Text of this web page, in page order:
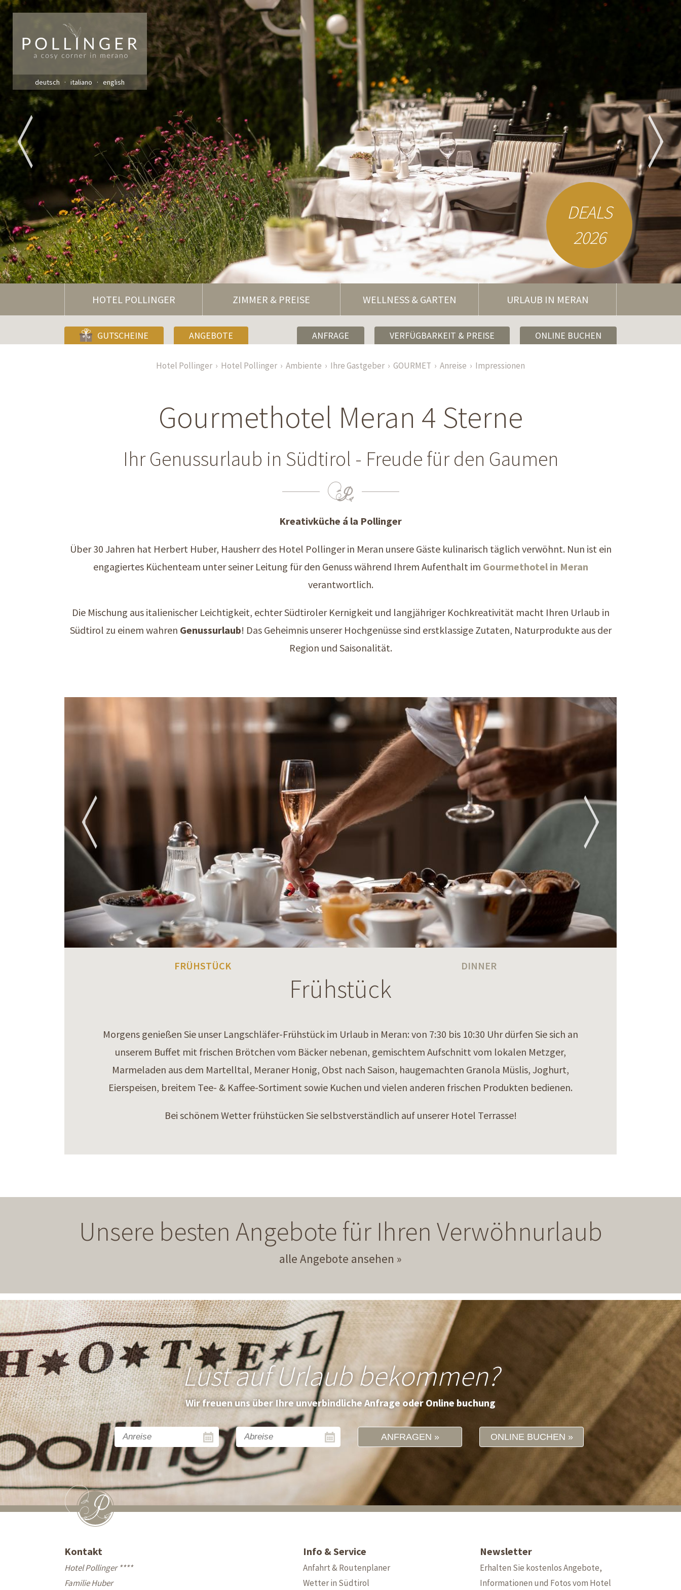
deutsch italiano english
DEALS
2026
HOTEL POLLINGER ZIMMER & PREISE WELLNESS & GARTEN URLAUB IN MERAN
GUTSCHEINE ANGEBOTE ONLINE BUCHEN
VERFÜGBARKEIT & PREISE
ANFRAGE
Hotel Pollinger Hotel Pollinger Ambiente Ihre Gastgeber GOURMET Anreise Impressionen
Gourmethotel Meran 4 Sterne
Ihr Genussurlaub in Südtirol - Freude für den Gaumen
Kreativküche á la Pollinger
Über 30 Jahren hat Herbert Huber, Hausherr des Hotel Pollinger in Meran unsere Gäste kulinarisch täglich verwöhnt. Nun ist ein
engagiertes Küchenteam unter seiner Leitung für den Genuss während Ihrem Aufenthalt im Gourmethotel in Meran
verantwortlich.
Die Mischung aus italienischer Leichtigkeit, echter Südtiroler Kernigkeit und langjähriger Kochkreativität macht Ihren Urlaub in
Südtirol zu einem wahren Genussurlaub! Das Geheimnis unserer Hochgenüsse sind erstklassige Zutaten, Naturprodukte aus der
Region und Saisonalität.
FRÜHSTÜCK DINNER
Frühstück
Morgens genießen Sie unser Langschläfer-Frühstück im Urlaub in Meran: von 7:30 bis 10:30 Uhr dürfen Sie sich an
unserem Buffet mit frischen Brötchen vom Bäcker nebenan, gemischtem Aufschnitt vom lokalen Metzger,
Marmeladen aus dem Martelltal, Meraner Honig, Obst nach Saison, haugemachten Granola Müslis, Joghurt,
Eierspeisen, breitem Tee- & Kaffee-Sortiment sowie Kuchen und vielen anderen frischen Produkten bedienen.
Bei schönem Wetter frühstücken Sie selbstverständlich auf unserer Hotel Terrasse!
Unsere besten Angebote für Ihren Verwöhnurlaub
alle Angebote ansehen
Lust auf Urlaub bekommen?
Wir freuen uns über Ihre unverbindliche Anfrage oder Online buchung
ANFRAGEN ONLINE BUCHEN
Kontakt
Hotel Pollinger ****
Familie Huber
Info & Service
Anfahrt & Routenplaner
Wetter in Südtirol
Newsletter
Erhalten Sie kostenlos Angebote,
Informationen und Fotos vom Hotel